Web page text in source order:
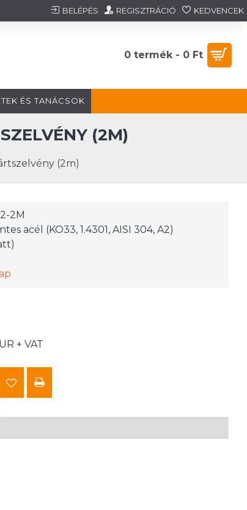
BELÉPÉS REGISZTRÁCIÓ KEDVENCEK
0 termék - 0 Ft
ÉS TANÁCSOK
(2m)
(2M)
2M
acél (KO33, 1.4301, AISI 304, A2)
+ VAT